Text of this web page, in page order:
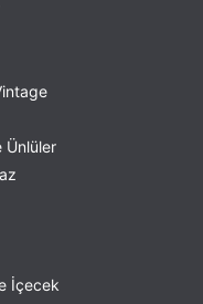
Ünlüler
İçecek